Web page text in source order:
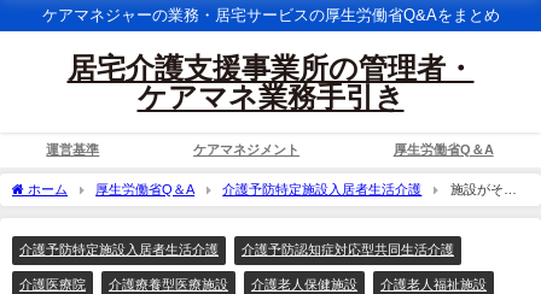
ケアマネジャーの業務・居宅サービスの厚生労働省Q&Aをまとめ
居宅介護支援事業所の管理者・
ケアマネ業務手引き
運営基準 ケアマネジメント 厚生労働省Q＆A
ホーム 厚生労働省Q＆A 介護予防特定施設入居者生活介護
施設がその
他日常生活に係るサービスの提供としてテレビをリースする場合に、テレビの使用に
介護予防特定施設入居者生活介護
介護予防認知症対応型共同生活介護
介護医療院 介護療養型医療施設 介護老人保健施設 介護老人福祉施設